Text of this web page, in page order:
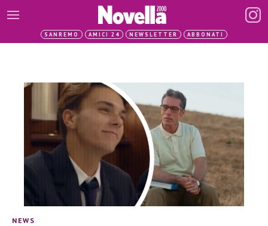
SANREMO AMICI 24 NEWSLETTER ABBONATI
NEWS